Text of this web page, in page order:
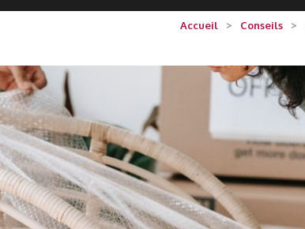
Accueil > Conseils >